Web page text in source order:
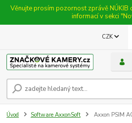
Věnujte prosím pozornost zprávě NÚKIB
informací v sekci
CZK
Úvod Software AxxonSoft Axxon PSIM